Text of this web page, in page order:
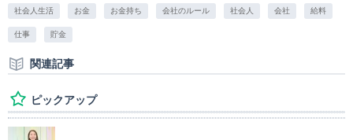
社会人生活 お金 お金持ち 会社のルール 社会人 会社 給料
仕事 貯金
関連記事
ピックアップ